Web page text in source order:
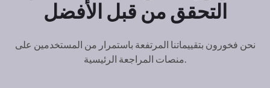
التحقق من قبل الأفضل
نحن فخورون بتقييماتنا المرتفعة باستمرار من المستخدمين على